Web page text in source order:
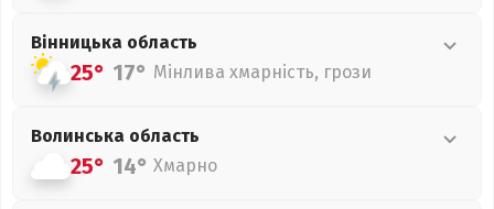
Вінницька область
25° 17° Мінлива хмарність, грози
Волинська область
25° 14° Хмарно